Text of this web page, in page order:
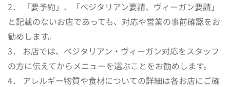
2． 「要予約」、「ベジタリアン要請、ヴィーガン要請」
と記載のないお店であっても、対応や営業の事前確認をお
勧めします。
3． お店では、ベジタリアン・ヴィーガン対応をスタッフ
の方に伝えてからメニューを選ぶことをお勧めします。
4． アレルギー物質や食材についての詳細は各お店にご確